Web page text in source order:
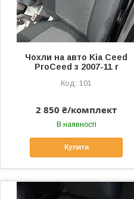
Чохли на авто Kia Ceed
ProCeed з 2007-11 г
101
2 850 ₴/комплект
В наявності
Купити